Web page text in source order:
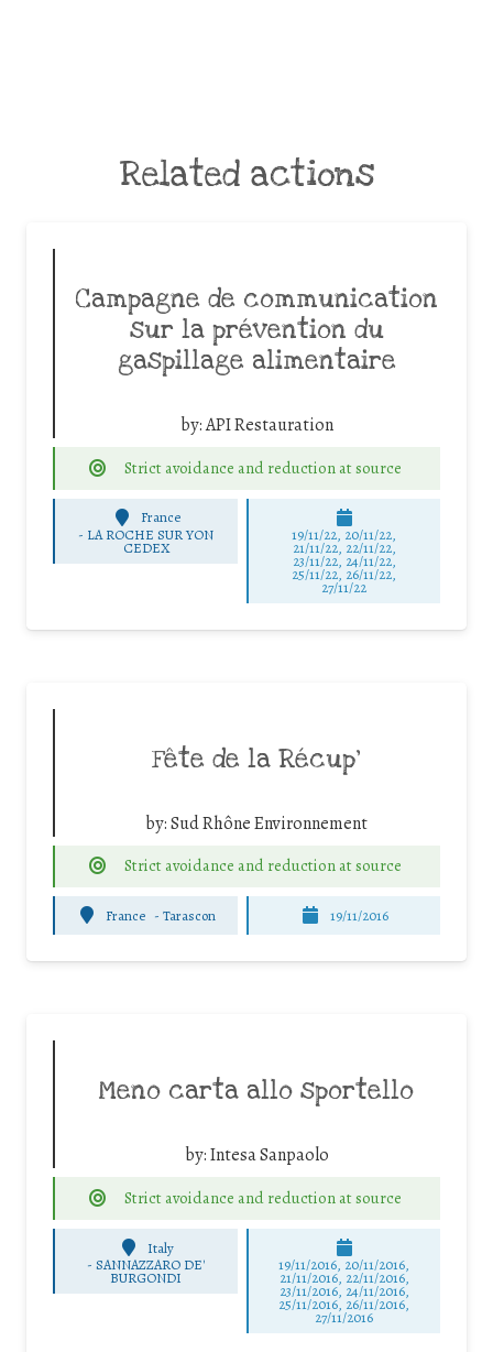
Related actions
Campagne de communication
sur la prévention du
gaspillage alimentaire
by:API Restauration
Strict avoidance and reduction at source
France
- LA ROCHE SUR YON
CEDEX
19/11/22, 20/11/22,
21/11/22, 22/11/22,
23/11/22, 24/11/22,
25/11/22, 26/11/22,
27/11/22
Fête de la Récup’
by:Sud Rhône Environnement
Strict avoidance and reduction at source
France -Tarascon 19/11/2016
Meno carta allo sportello
by:Intesa Sanpaolo
Strict avoidance and reduction at source
Italy
-SANNAZZARO DE'
BURGONDI
19/11/2016, 20/11/2016,
21/11/2016, 22/11/2016,
23/11/2016, 24/11/2016,
25/11/2016, 26/11/2016,
27/11/2016